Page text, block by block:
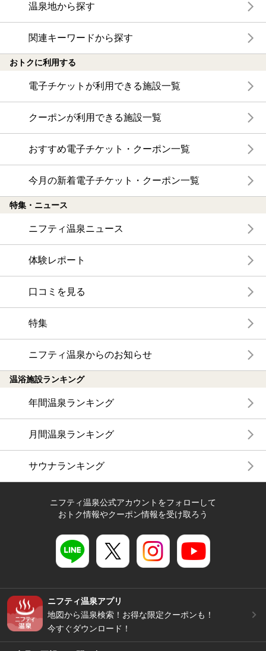
温泉地から探す
関連キーワードから探す
おトクに利用する
電子チケットが利用できる施設一覧
クーポンが利用できる施設一覧
おすすめ電子チケット・クーポン一覧
今月の新着電子チケット・クーポン一覧
特集・ニュース
ニフティ温泉ニュース
体験レポート
口コミを見る
特集
ニフティ温泉からのお知らせ
温浴施設ランキング
年間温泉ランキング
月間温泉ランキング
サウナランキング
ニフティ温泉公式アカウントをフォローして
おトク情報やクーポン情報を受け取ろう
ニフティ温泉アプリ
地図から温泉検索！お得な限定クーポンも！
今すぐダウンロード！